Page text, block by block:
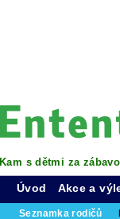
Kam s dětmi za
Úvod Akce a
Seznamka rodičů